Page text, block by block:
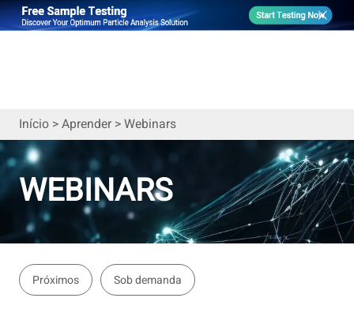
Início>Aprender>Webinars
WEBINARS
Próximos Sob demanda